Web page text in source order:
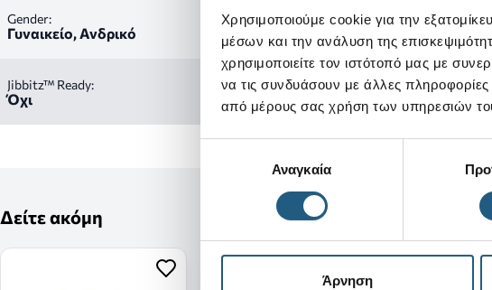
Χρησιμοποιούμε cookie για την
μέσων και την ανάλυση της
χρησιμοποιείτε τον ιστότοπό μας με
να τις συνδυάσουν με άλλες
από μέρους σας χρήση των υπηρεσιών
συγκατάθεσηςΑναγκαία
Άρνηση
Gender:
Γυναικείο, Ανδρικό
Jibbitz™ Ready:
Όχι
Δείτε ακόμη